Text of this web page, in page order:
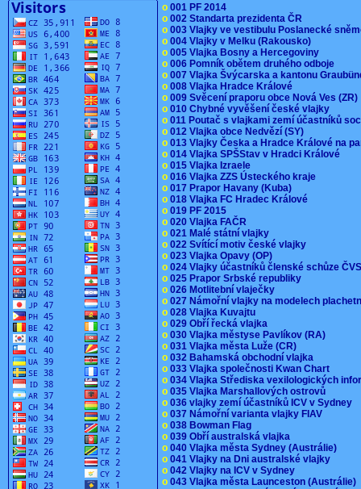
o 001 PF 2014
o 002 Standarta prezidenta ČR
o 003 Vlajky ve vestibulu Poslanecké
o 004 Vlajky v Melku (Rakousko)
o 005 Vlajka Bosny a Hercegoviny
o 006 Pomník obětem druhého odboje
o 007 Vlajka Švýcarska a kantonu
o 008 Vlajka Hradce Králové
o 009 Svěcení praporu obce Nová Ves
o 010 Chybné vyvěšení české vlajky
o 011 Poutač s vlajkami zemí účastníků
o 012 Vlajka obce Nedvězí (SY)
o 013 Vlajky Česka a Hradce Králové na
o 014 Vlajka SPŠStav v Hradci Králové
o 015 Vlajka Izraele
o 016 Vlajka ZZS Ústeckého kraje
o 017 Prapor Havany (Kuba)
o 018 Vlajka FC Hradec Králové
o 019 PF 2015
o 020 Vlajka FAČR
o 021 Malé státní vlajky
o 022 Svítící motiv české vlajky
o 023 Vlajka Opavy (OP)
o 024 Vlajky účastníků členské schůze
o 025 Prapor Srbské republiky
o 026 Motlitební vlaječky
o 027 Námořní vlajky na modelech
o 028 Vlajka Kuvajtu
o 029 Obří řecká vlajka
o 030 Vlajka městyse Pavlíkov (RA)
o 031 Vlajka města Luže (CR)
o 032 Bahamská obchodní vlajka
o 033 Vlajka společnosti Kwan Chart
o 034 Vlajka Střediska vexilologických
o 035 Vlajka Marshallových ostrovů
o 036 vlajky zemí účastníků ICV v Sydney
o 037 Námořní varianta vlajky FIAV
o 038 Bowman Flag
o 039 Obří australská vlajka
o 040 Vlajka města Sydney (Austrálie)
o 041 Vlajky na Dni australské vlajky
o 042 Vlajky na ICV v Sydney
o 043 Vlajka města Launceston (Austrálie)